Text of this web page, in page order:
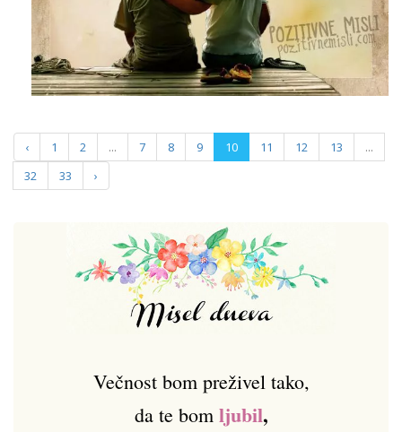
‹ 1 2 ... 7 8 9 10 11 12 13
...
32
33 ›
Večnost bom preživel tako,
da te bom ljubil,